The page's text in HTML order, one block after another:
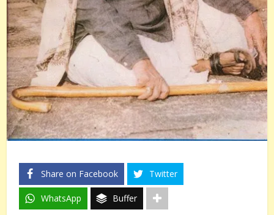
Share on Facebook Twitter
WhatsApp Buffer